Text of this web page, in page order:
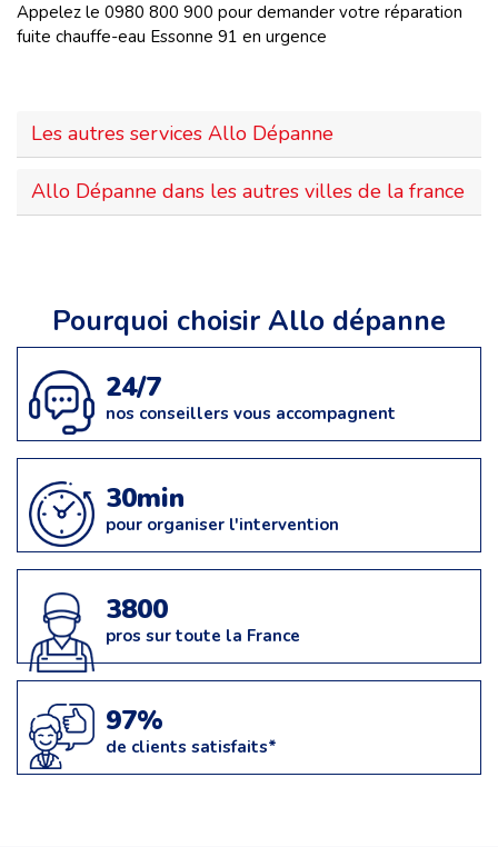
Appelez le 0980 800 900 pour demander votre réparation
fuite chauffe-eau Essonne 91 en urgence
Les autres services Allo Dépanne
Allo Dépanne dans les autres villes de la france
Pourquoi choisir Allo dépanne
24/7
nos conseillers vous accompagnent
30min
pour organiser l'intervention
3800
pros sur toute la France
97%
de clients satisfaits*